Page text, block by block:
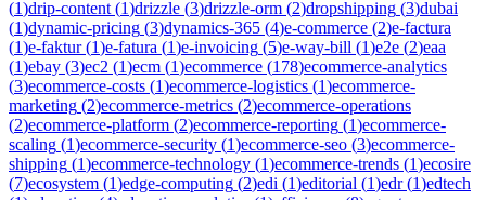
(1)drip-content (1)drizzle (3)drizzle-orm (2)dropshipping (3)dubai
(1)dynamic-pricing (3)dynamics-365 (4)e-commerce (2)e-factura
(1)e-faktur(1)e-fatura (1)e-invoicing (5)e-way-bill (1)e2e (2)eaa
(1)ebay (3)ec2 (1)ecm (1)ecommerce (178)ecommerce-analytics
(3)ecommerce-costs (1)ecommerce-logistics (1)ecommerce-
marketing (2)ecommerce-metrics (2)ecommerce-operations
(2)ecommerce-platform (2)ecommerce-reporting (1)ecommerce-
scaling (1)ecommerce-security (1)ecommerce-seo (3)ecommerce-
shipping (1)ecommerce-technology (1)ecommerce-trends (1)ecosire
(7)ecosystem (1)edge-computing (2)edi (1)editorial (1)edr(1)edtech